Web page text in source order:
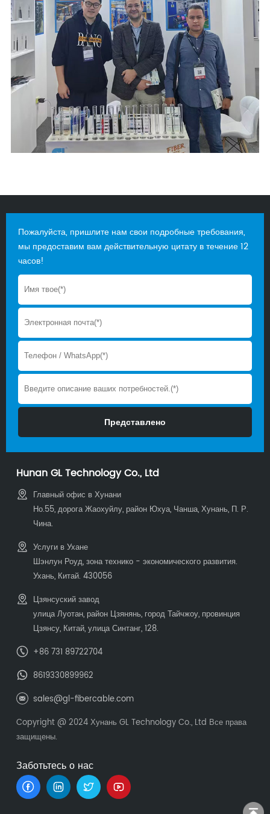
Пожалуйста, пришлите нам свои подробные требования,
мы предоставим вам действительную цитату в течение 12
часов!
Hunan GL Technology Co., Ltd
Главный офис в Хунани
Но.55, дорога Жаохуйлу, район Юхуа, Чанша, Хунань, П. Р.
Чина.
Услуги в Ухане
Шэнлун Роуд, зона технико - экономического развития.
Ухань, Китай. 430056
Цзянсуский завод
улица Луотан, район Цзянянь, город Тайчжоу, провинция
Цзянсу, Китай, улица Синтанг, 128.
+86 731 89722704
8619330899962
sales@gl-fibercable.com
Copyright @ 2024 Хунань GL Technology Co., Ltd Все права
защищены.
Заботьтесь о нас